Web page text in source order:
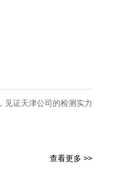
见证天津公司的检测实力
查看更多 >>